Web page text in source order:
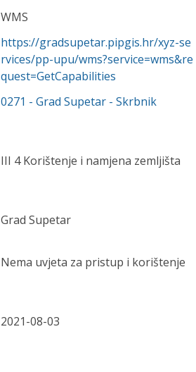
WMS
https://gradsupetar.pipgis.hr/xyz-se
rvices/pp-upu/wms?service=wms&re
quest=GetCapabilities
0271 -Grad Supetar - Skrbnik
III 4 Korištenje i namjena zemljišta
Grad Supetar
Nema uvjeta za pristup i korištenje
2021-08-03